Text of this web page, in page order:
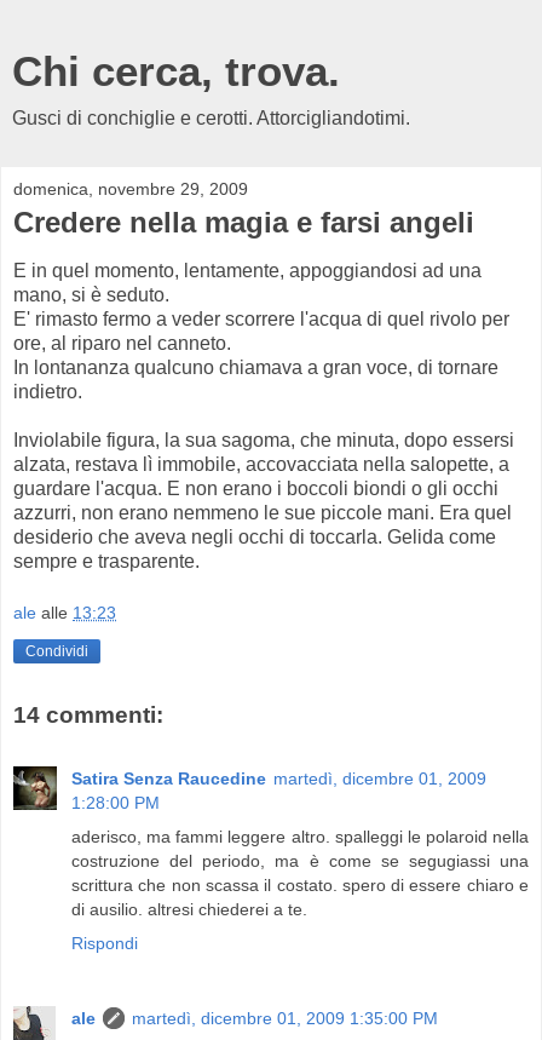
Chi cerca, trova.
Gusci di conchiglie e cerotti. Attorcigliandotimi.
domenica, novembre 29, 2009
Credere nella magia e farsi angeli
E in quel momento, lentamente, appoggiandosi ad una
mano, si è seduto.
E' rimasto fermo a veder scorrere l'acqua di quel rivolo per
ore, al riparo nel canneto.
In lontananza qualcuno chiamava a gran voce, di tornare
indietro.
Inviolabile figura, la sua sagoma, che minuta, dopo essersi
alzata, restava lì immobile, accovacciata nella salopette, a
guardare l'acqua. E non erano i boccoli biondi o gli occhi
azzurri, non erano nemmeno le sue piccole mani. Era quel
desiderio che aveva negli occhi di toccarla. Gelida come
sempre e trasparente.
ale alle 13:23
Condividi
14 commenti:
Satira Senza Raucedine martedì, dicembre 01, 2009
1:28:00 PM
aderisco, ma fammi leggere altro. spalleggi le polaroid nella
costruzione del periodo, ma è come se segugiassi una
scrittura che non scassa il costato. spero di essere chiaro e
di ausilio. altresi chiederei a te.
Rispondi
ale
martedì, dicembre 01, 2009 1:35:00 PM